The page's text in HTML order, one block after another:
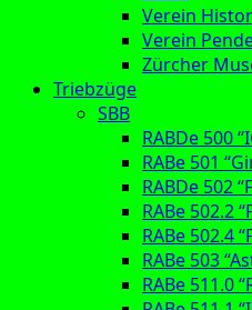
Verein
Verein
Zürcher
Triebzüge
SBB
RABDe 500
RABe 501
RABDe 502
RABe 502.2
RABe 502.4
RABe 503
RABe 511.0